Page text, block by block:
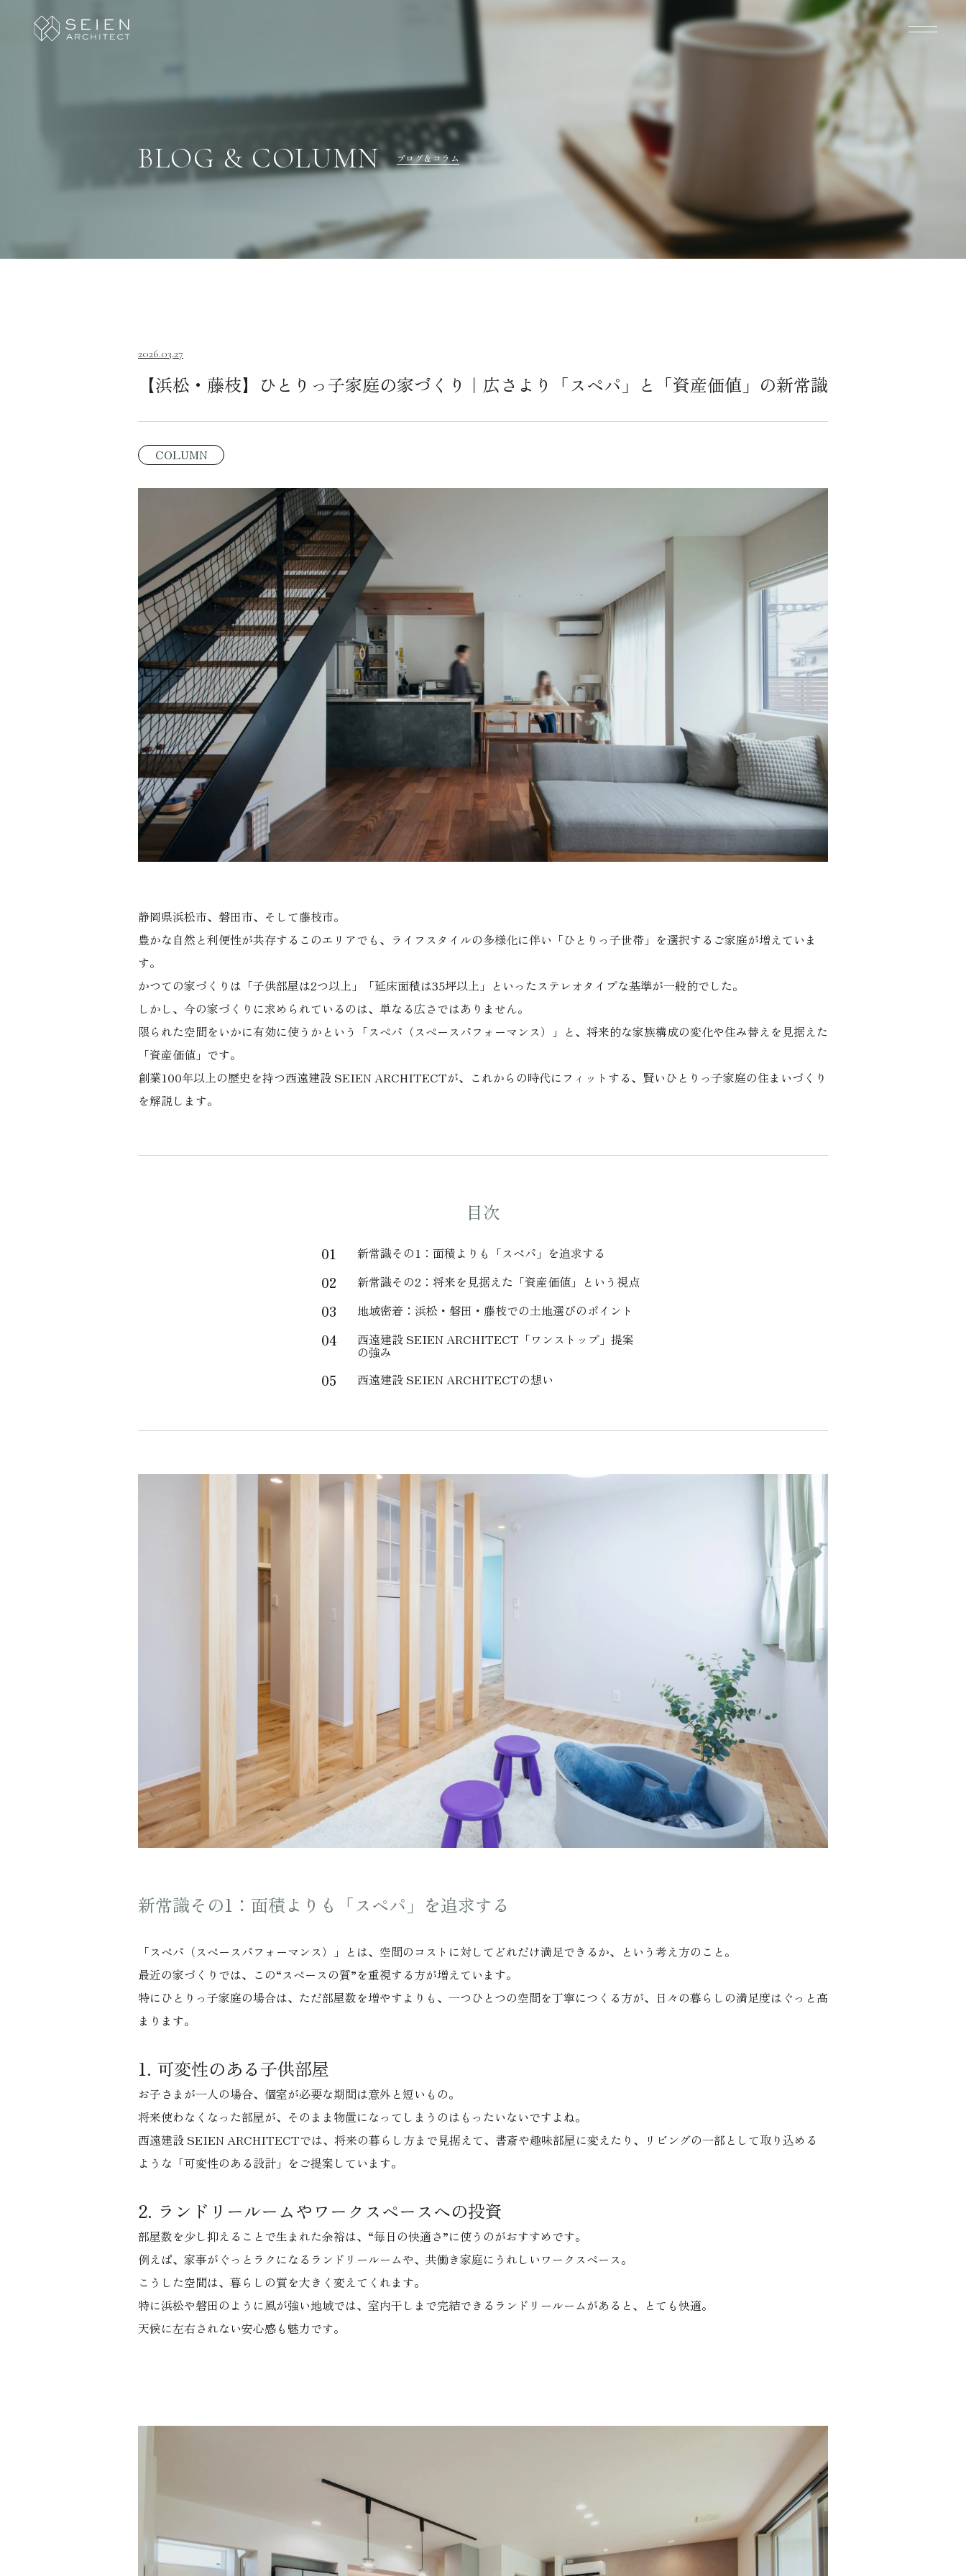
BLOG & COLUMN ブログ＆コラム
2026.03.27
【浜松・藤枝】ひとりっ子家庭の家づくり｜広さより「スペパ」と「資産価値」の新常識
COLUMN
静岡県浜松市、磐田市、そして藤枝市。
豊かな自然と利便性が共存するこのエリアでも、ライフスタイルの多様化に伴い「ひとりっ子世帯」を選択するご家庭が増えていま
す。
かつての家づくりは「子供部屋は2つ以上」「延床面積は35坪以上」といったステレオタイプな基準が一般的でした。
しかし、今の家づくりに求められているのは、単なる広さではありません。
限られた空間をいかに有効に使うかという「スペパ（スペースパフォーマンス）」と、将来的な家族構成の変化や住み替えを見据えた
「資産価値」です。
創業100年以上の歴史を持つ西遠建設 SEIEN ARCHITECTが、これからの時代にフィットする、賢いひとりっ子家庭の住まいづくり
を解説します。
目次
01 新常識その1：面積よりも「スペパ」を追求する
02 新常識その2：将来を見据えた「資産価値」という視点
03 地域密着：浜松・磐田・藤枝での土地選びのポイント
04 西遠建設 SEIEN ARCHITECT「ワンストップ」提案
の強み
05 西遠建設 SEIEN ARCHITECTの想い
新常識その1：面積よりも「スペパ」を追求する
「スペパ（スペースパフォーマンス）」とは、空間のコストに対してどれだけ満足できるか、という考え方のこと。
最近の家づくりでは、この“スペースの質”を重視する方が増えています。
特にひとりっ子家庭の場合は、ただ部屋数を増やすよりも、一つひとつの空間を丁寧につくる方が、日々の暮らしの満足度はぐっと高
まります。
1. 可変性のある子供部屋
お子さまが一人の場合、個室が必要な期間は意外と短いもの。
将来使わなくなった部屋が、そのまま物置になってしまうのはもったいないですよね。
西遠建設 SEIEN ARCHITECTでは、将来の暮らし方まで見据えて、書斎や趣味部屋に変えたり、リビングの一部として取り込める
ような「可変性のある設計」をご提案しています。
2. ランドリールームやワークスペースへの投資
部屋数を少し抑えることで生まれた余裕は、“毎日の快適さ”に使うのがおすすめです。
例えば、家事がぐっとラクになるランドリールームや、共働き家庭にうれしいワークスペース。
こうした空間は、暮らしの質を大きく変えてくれます。
特に浜松や磐田のように風が強い地域では、室内干しまで完結できるランドリールームがあると、とても快適。
天候に左右されない安心感も魅力です。